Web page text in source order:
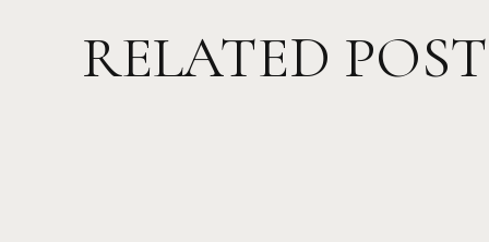
RELATED